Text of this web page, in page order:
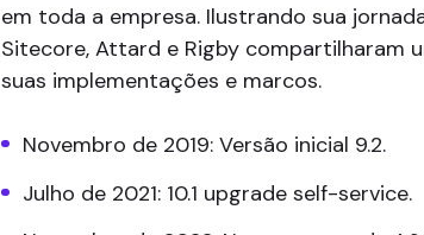
em toda a empresa. Ilustrando sua
Sitecore, Attard e Rigby compartilharam
suas implementações e marcos.
Novembro de 2019: Versão inicial 9.2.
Julho de 2021: 10.1 upgrade self-service.